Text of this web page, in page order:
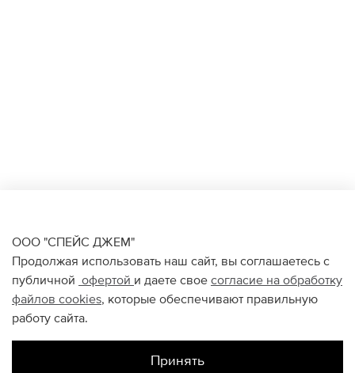
ООО "СПЕЙС ДЖЕМ"
Продолжая использовать наш сайт, вы соглашаетесь с
публичной офертой и даете свое согласие на обработку
файлов cookies, которые обеспечивают правильную
работу сайта.
Принять